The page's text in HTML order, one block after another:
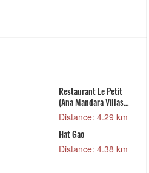
Restaurant Le Petit
(Ana Mandara Villas
Dalat Resort & Spa)
Distance: 4.29 km
Hat Gao
Distance: 4.38 km